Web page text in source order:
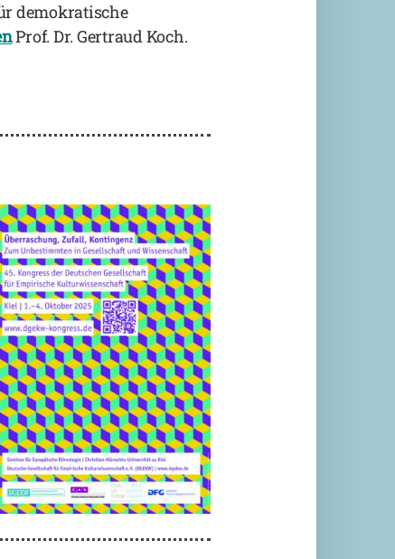
demokratische
Prof. Dr. Gertraud Koch.